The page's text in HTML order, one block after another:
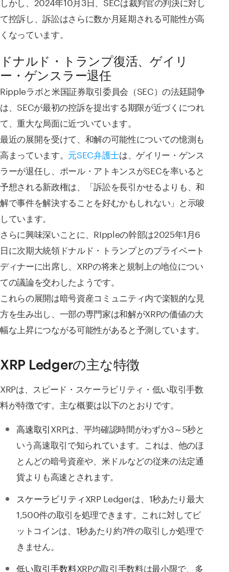
て控訴し、訴訟はさらに数か月延期される可能性が高
くなっています。
ドナルド・トランプ復活、ゲイリ
ー・ゲンスラー退任
Rippleラボと米国証券取引委員会（SEC）の法廷闘争
は、SECが最初の控訴を提出する期限が近づくにつれ
て、重大な局面に近づいています。
最近の展開を受けて、和解の可能性についての憶測も
高まっています。 元SEC弁護士は、ゲイリー・ゲンス
ラーが退任し、ポール・アトキンスがSECを率いると
予想される新政権は、「訴訟を長引かせるよりも、和
解で事件を解決することを好むかもしれない」と示唆
しています。
さらに興味深いことに、RIppleの幹部は2025年1月6
日に次期大統領ドナルド・トランプとのプライベート
ディナーに出席し、XRPの将来と規制上の地位につい
ての議論を交わしたようです。
これらの展開は暗号資産コミュニティ内で楽観的な見
方を生み出し、一部の専門家は和解がXRPの価値の大
幅な上昇につながる可能性があると予測しています。
XRP Ledgerの主な特徴
XRPは、スピード・スケーラビリティ・低い取引手数
料が特徴です。主な概要は以下のとおりです。
高速取引 XRPは、平均確認時間がわずか3～5秒と
いう高速取引で知られています。これは、他のほ
とんどの暗号資産や、米ドルなどの従来の法定通
貨よりも高速とされます。
スケーラビリティ XRP Ledgerは、1秒あたり最大
1,500件の取引を処理できます。これに対してビ
ットコインは、1秒あたり約7件の取引しか処理で
きません。
低い取引手数料XRPの取引手数料は最小限で、多